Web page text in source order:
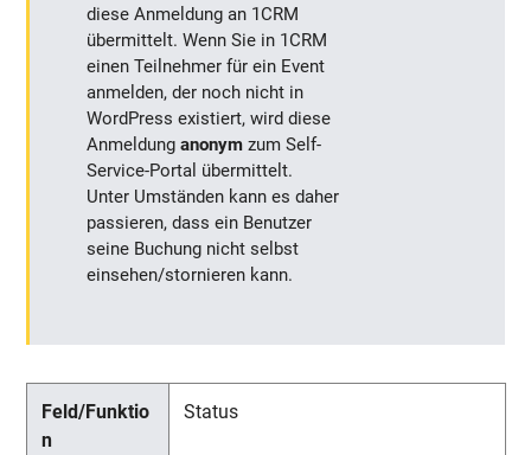
diese Anmeldung an 1CRM
übermittelt. Wenn Sie in 1CRM
einen Teilnehmer für ein Event
anmelden, der noch nicht in
WordPress existiert, wird diese
Anmeldunganonym zum Self-
Service-Portal übermittelt.
Unter Umständen kann es daher
passieren, dass ein Benutzer
seine Buchung nicht selbst
einsehen/stornieren kann.
Status